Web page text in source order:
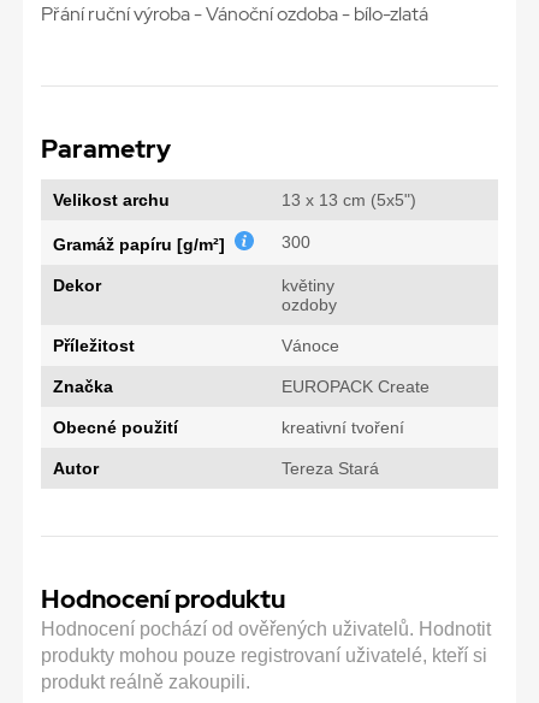
Přání ruční výroba - Vánoční ozdoba - bílo-zlatá
Parametry
Velikost archu 13 x 13 cm (5x5")
Gramáž papíru [g/m²] 300
Dekor
květiny
ozdoby
Příležitost Vánoce
Značka EUROPACK Create
Obecné použití kreativní tvoření
Autor Tereza Stará
Hodnocení produktu
Hodnocení pochází od ověřených uživatelů. Hodnotit
produkty mohou pouze registrovaní uživatelé, kteří si
produkt reálně zakoupili.